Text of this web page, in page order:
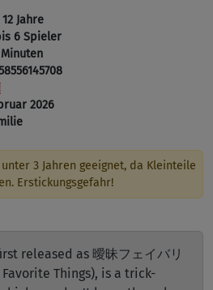
Jahre
6 Spieler
2026
3 Jahren geeignet, da Kleinteile
Erstickungsgefahr!
released as 曖昧フェイバリ
Favorite Things), is a trick-